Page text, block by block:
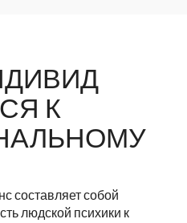
К
составляет собой
людской психики к